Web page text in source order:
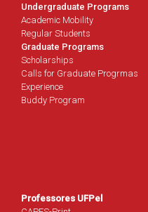
Undergraduate Programs
Academic Mobility
Regular Students
Graduate Programs
Scholarships
Calls for Graduate Progrmas
Experience
Buddy Program
Professores UFPel